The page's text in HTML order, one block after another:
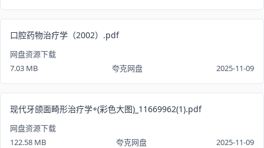
口腔药物治疗学（2002）.pdf
网盘资源下载
7.03 MB
夸克网盘 2025-11-09
现代牙颌面畸形治疗学+(彩色大图)_11669962(1).pdf
网盘资源下载
122.58 MB
夸克网盘 2025-11-09